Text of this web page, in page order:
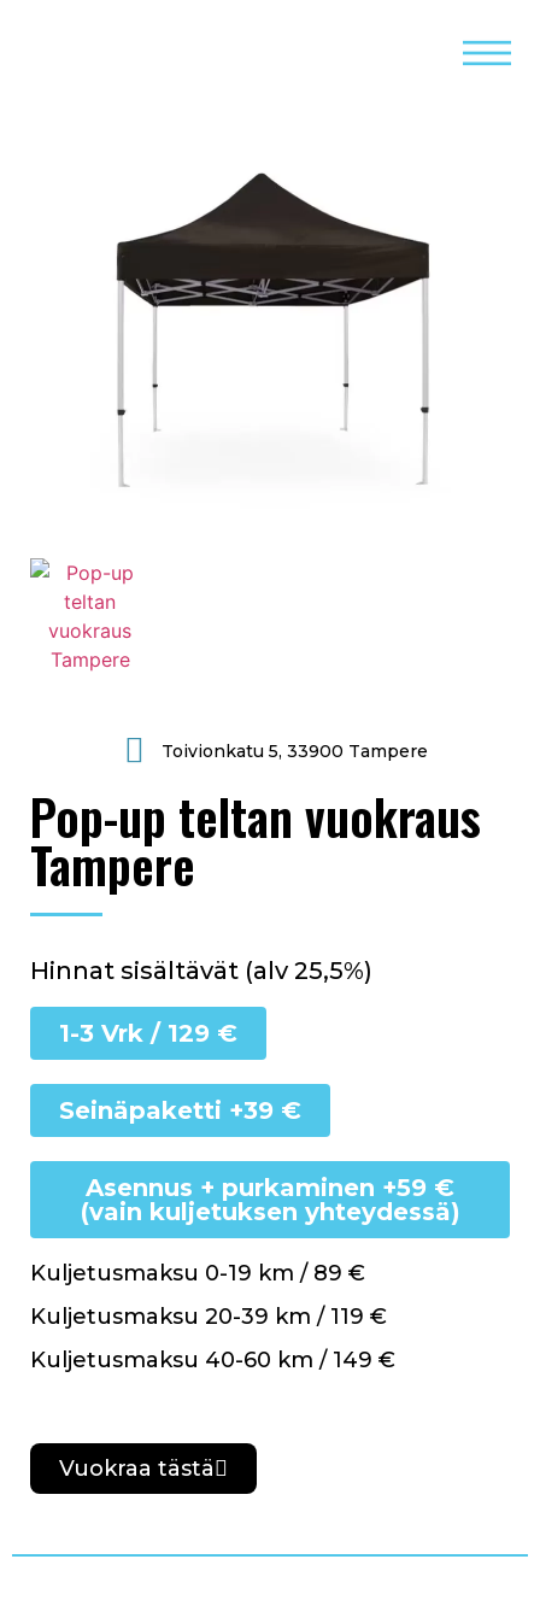
Toivionkatu 5, 33900 Tampere
Pop-up teltan vuokraus
Tampere
Hinnat sisältävät (alv 25,5%)
1-3 Vrk / 129 €
Seinäpaketti +39 €
Asennus + purkaminen +59 €
(vain kuljetuksen yhteydessä)
Kuljetusmaksu 0-19 km / 89 €
Kuljetusmaksu 20-39 km / 119 €
Kuljetusmaksu 40-60 km / 149 €
Vuokraa tästä